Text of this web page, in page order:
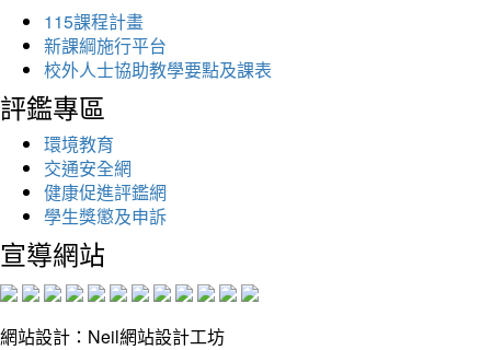
115課程計畫
新課綱施行平台
校外人士協助教學要點及課表
評鑑專區
環境教育
交通安全網
健康促進評鑑網
學生獎懲及申訴
宣導網站
網站設計：Neil網站設計工坊